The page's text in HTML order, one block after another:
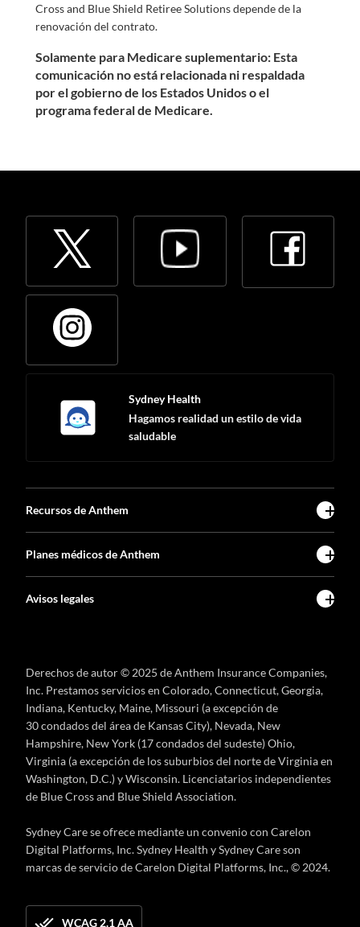
Cross and Blue Shield Retiree Solutions depende de la
renovación del contrato.
Solamente para Medicare suplementario: Esta
comunicación no está relacionada ni respaldada
por el gobierno de los Estados Unidos o el
programa federal de Medicare.
Sydney Health
Hagamos realidad un estilo de vida
saludable
Recursos de Anthem
Planes médicos de Anthem
Avisos legales
Derechos de autor © 2025 de Anthem Insurance Companies,
Inc. Prestamos servicios en Colorado, Connecticut, Georgia,
Indiana, Kentucky, Maine, Missouri (a excepción de
30 condados del área de Kansas City), Nevada, New
Hampshire, New York (17 condados del sudeste) Ohio,
Virginia (a excepción de los suburbios del norte de Virginia en
Washington, D.C.) y Wisconsin. Licenciatarios independientes
de Blue Cross and Blue Shield Association.
Sydney Care se ofrece mediante un convenio con Carelon
Digital Platforms, Inc. Sydney Health y Sydney Care son
marcas de servicio de Carelon Digital Platforms, Inc., © 2024.
WCAG 2.1 AA